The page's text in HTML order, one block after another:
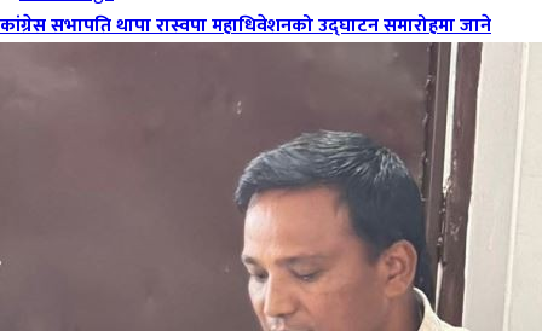
कांग्रेस सभापति थापा रास्वपा महाधिवेशनको उद्घाटन समारोहमा जाने